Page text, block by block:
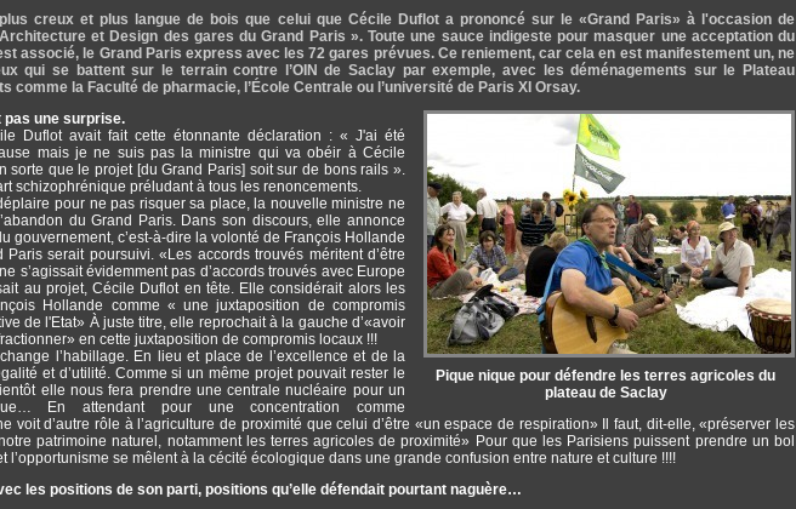
creux et plus langue de bois que celui que Cécile Duflot a prononcé sur le «Grand Paris» à l'occasion de
et Design des gares du Grand Paris ». Toute une sauce indigeste pour masquer une acceptation du
associé, le Grand Paris express avec les 72 gares prévues. Ce reniement, car cela en est manifestement un, ne
qui se battent sur le terrain contre l’OIN de Saclay par exemple, avec les déménagements sur le Plateau
comme la Faculté de pharmacie, l’École Centrale ou l’université de Paris XI Orsay.
Pique nique pour défendre les terres agricoles du
plateau de Saclay
pas une surprise.
Duflot avait fait cette étonnante déclaration : « J'ai été
mais je ne suis pas la ministre qui va obéir à Cécile
sorte que le projet [du Grand Paris] soit sur de bons rails ».
schizophrénique préludant à tous les renoncements.
pour ne pas risquer sa place, la nouvelle ministre ne
du Grand Paris. Dans son discours, elle annonce
gouvernement, c’est-à-dire la volonté de François Hollande
serait poursuivi. «Les accords trouvés méritent d’être
s’agissait évidemment pas d’accords trouvés avec Europe
au projet, Cécile Duflot en tête. Elle considérait alors les
Hollande comme « une juxtaposition de compromis
de l'Etat» À juste titre, elle reprochait à la gauche d’«avoir
en cette juxtaposition de compromis locaux !!!
l’habillage. En lieu et place de l’excellence et de la
et d’utilité. Comme si un même projet pouvait rester le
elle nous fera prendre une centrale nucléaire pour un
En attendant pour une concentration comme
voit d’autre rôle à l’agriculture de proximité que celui d’être «un espace de respiration» Il faut, dit-elle, «préserver les
patrimoine naturel, notamment les terres agricoles de proximité» Pour que les Parisiens puissent prendre un bol
l’opportunisme se mêlent à la cécité écologique dans une grande confusion entre nature et culture !!!!
les positions de son parti, positions qu’elle défendait pourtant naguère…